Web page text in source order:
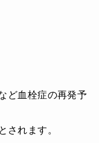
ど血栓症の再発予
されます。